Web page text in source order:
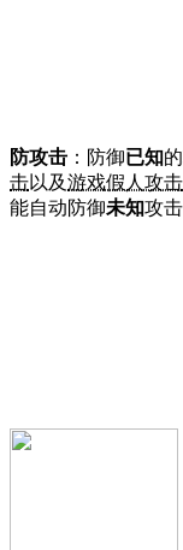
防攻击 ：防御已知
击以及游戏假人攻击
能自动防御未知攻击